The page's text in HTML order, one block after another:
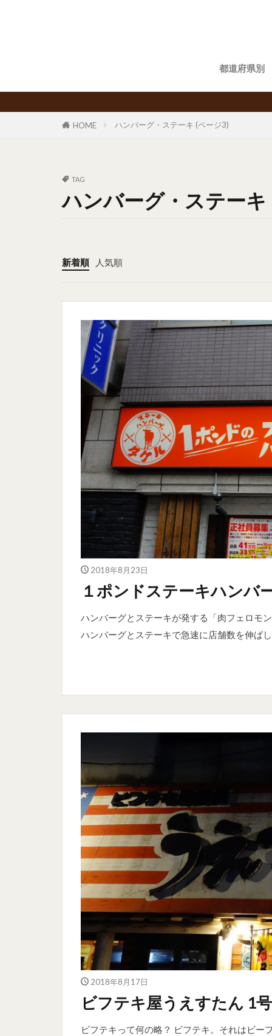
都道府県別
HOME ハンバーグ・ステーキ (ページ3)
TAG
ハンバーグ・ステーキ
新着順 人気順
2018年8月23日
１ポンドステーキハンバ
ハンバーグとステーキが発する「肉フェロモ
ハンバーグとステーキで急速に店舗数を伸ば
2018年8月17日
ビフテキ屋うえすたん 1
ビフテキって何の略？ ビフテキ。それはビー